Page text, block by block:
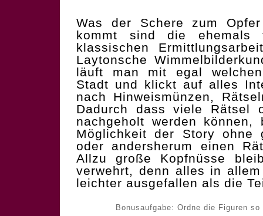
Was der Schere zum
kommt sind die ehemals
klassischen
Laytonsche
läuft man mit egal
Stadt und klickt auf alles
nach Hinweismünzen,
Dadurch dass viele Rätsel
nachgeholt werden
Möglichkeit der Story ohne
oder andersherum einen
Allzu große Kopfnüsse
verwehrt, denn alles in
leichter ausgefallen als die
Bonusaufgabe: Ordne die Figuren